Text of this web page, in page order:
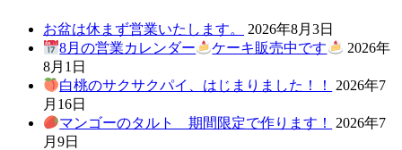
お盆は休まず営業いたします。
2026年8月3日
8月の営業カレンダー
ケーキ販売中です
2026年
8月1日
白桃のサクサクパイ、はじまりました！！
2026年7
月16日
マンゴーのタルト 期間限定で作ります！
2026年7
月9日